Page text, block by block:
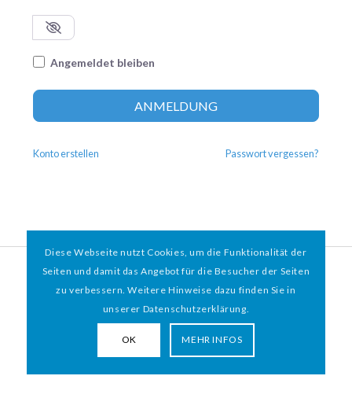
Angemeldet bleiben
ANMELDUNG
Konto erstellen Passwort vergessen?
© 2026 HAMBURGER*MIT HERZ e.V. | WEBDESIGN BY WEBIGAMI
Diese Webseite nutzt Cookies, um die Funktionalität der
Seiten und damit das Angebot für die Besucher der Seiten
zu verbessern. Weitere Hinweise dazu finden Sie in
unserer Datenschutzerklärung.
OK MEHR INFOS